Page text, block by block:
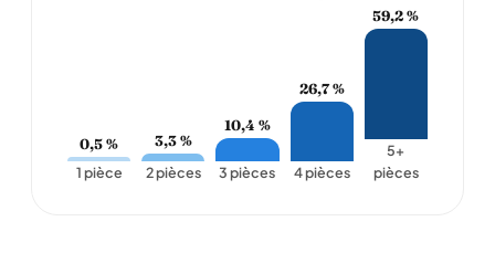
0,5 %
1 pièce
3,3 %
2 pièces
10,4 %
3 pièces
26,7 %
4 pièces
59,2 %
5+
pièces